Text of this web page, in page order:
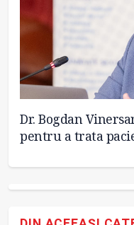
Dr. Bogdan
pentru a trata